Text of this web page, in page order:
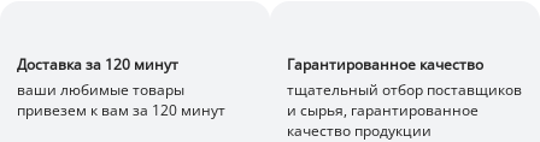
Доставка за 120 минут
ваши любимые товары
привезем к вам за 120 минут
Гарантированное качество
тщательный отбор поставщиков
и сырья, гарантированное
качество продукции